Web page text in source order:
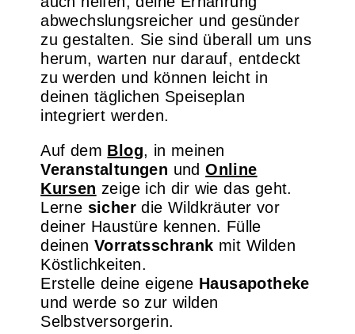
abwechslungsreicher und gesünder
zu gestalten. Sie sind überall um uns
herum, warten nur darauf, entdeckt
zu werden und können leicht in
deinen täglichen Speiseplan
integriert werden.
Auf dem Blog, in meinen
Veranstaltungen undOnline
Kursen zeige ich dir wie das geht.
Lerne sicher die Wildkräuter vor
deiner Haustüre kennen. Fülle
deinen Vorratsschrank mit Wilden
Köstlichkeiten.
Erstelle deine eigene Hausapotheke
und werde so zur wilden
Selbstversorgerin.